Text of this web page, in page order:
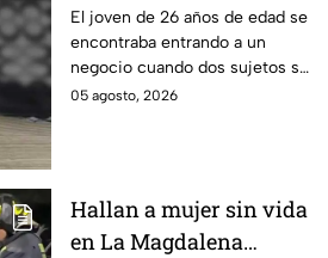
hombres tras asaltar a
un joven en calles de
Iztacalco
El joven de 26 años de edad se
encontraba entrando a un
negocio cuando dos sujetos se
acercaron y lo despojaron de
05 agosto, 2026
Hallan a mujer sin vida
en La Magdalena